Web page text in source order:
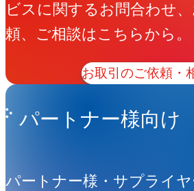
ビスに関するお問合わせ
頼、ご相談はこちらから。
お取引のご依頼・
パートナー様向け
パートナー様・サプライ